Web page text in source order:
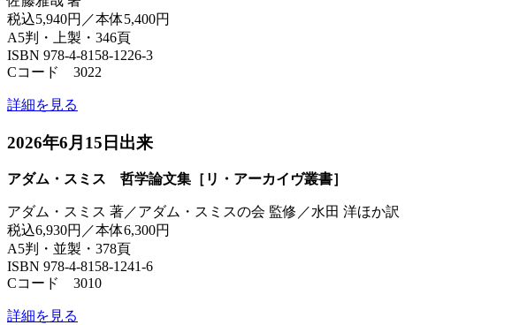
税込5,940円／本体5,400円
A5判・上製・346頁
ISBN 978-4-8158-1226-3
Cコード 3022
詳細を見る
2026年6月15日出来
アダム・スミス 哲学論文集［リ・アーカイヴ叢書］
アダム・スミス 著／アダム・スミスの会 監修／水田 洋ほか訳
税込6,930円／本体6,300円
A5判・並製・378頁
ISBN 978-4-8158-1241-6
Cコード 3010
詳細を見る